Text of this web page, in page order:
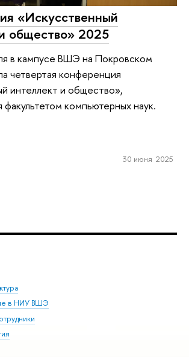
«Искусственный
общество» 2025
в кампусе ВШЭ на Покровском
четвертая конференция
интеллект и общество»,
факультетом компьютерных наук.
30 июня 2025
в НИУ ВШЭ